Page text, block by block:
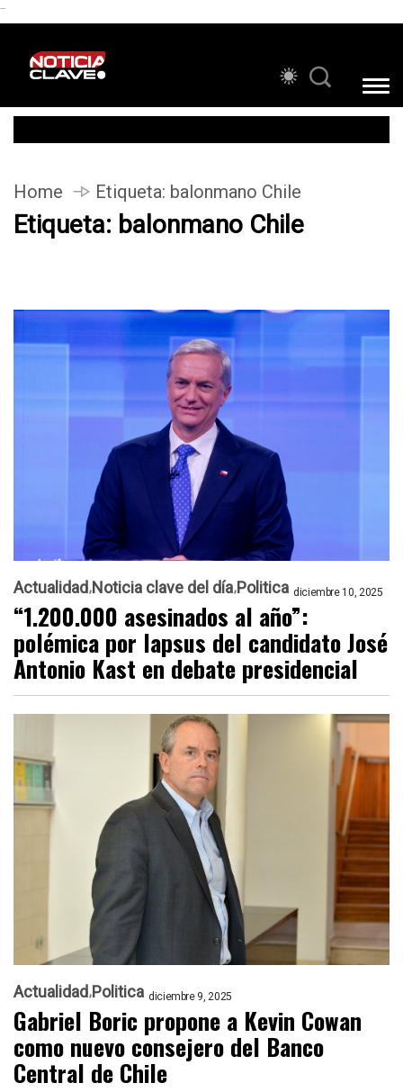
```
Home Etiqueta: balonmano Chile
Etiqueta: balonmano Chile
Actualidad Noticia clave del día Politica diciembre 10, 2025
“1.200.000 asesinados al año”:
polémica por lapsus del candidato José
Antonio Kast en debate presidencial
Actualidad Politica diciembre 9, 2025
Gabriel Boric propone a Kevin Cowan
como nuevo consejero del Banco
Central de Chile